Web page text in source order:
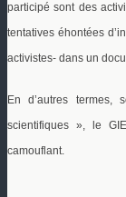
participé sont des
tentatives éhontées
activistes- dans un
En d’autres termes,
scientifiques », le
camouflant.